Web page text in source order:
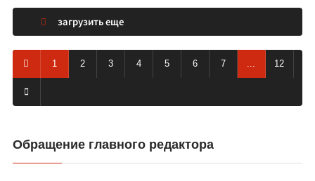
загрузить еще
1 2 3 4 5 6 7 ... 12
Обращение главного редактора